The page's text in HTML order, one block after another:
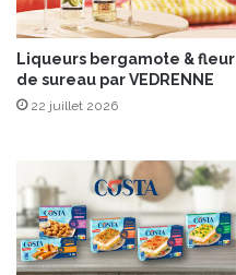
i
q
u
e
e
t
e
r
o
m
b
e
d
o
r
i
z
Liqueurs bergamote & fleur
de sureau par VEDRENNE
22 juillet 2026